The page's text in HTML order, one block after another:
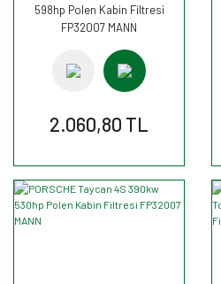
598hp Polen Kabin Filtresi
FP32007 MANN
2.060,80 TL